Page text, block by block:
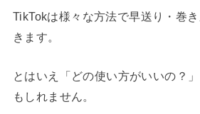
TikTokは様々な方法で早送り・巻
きます。
とはいえ「どの使い方がいいの？
もしれません。